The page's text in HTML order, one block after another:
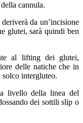
cannula.
da un’incisione
glutei, sarà quindi ben
al lifting dei glutei,
delle natiche che in
solco intergluteo.
livello della linea del
dei sottili slip o